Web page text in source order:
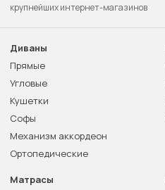
крупнейших интернет-магазинов
Диваны
Прямые
Угловые
Кушетки
Софы
Механизм аккордеон
Ортопедические
Матрасы